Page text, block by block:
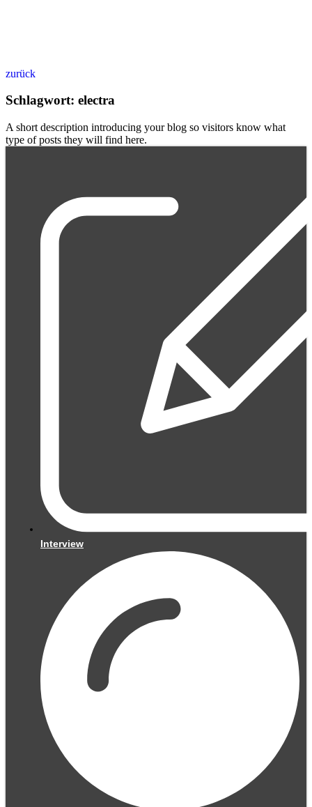
zurück
Schlagwort: electra
A short description introducing your blog so visitors know what
type of posts they will find here.
Interview